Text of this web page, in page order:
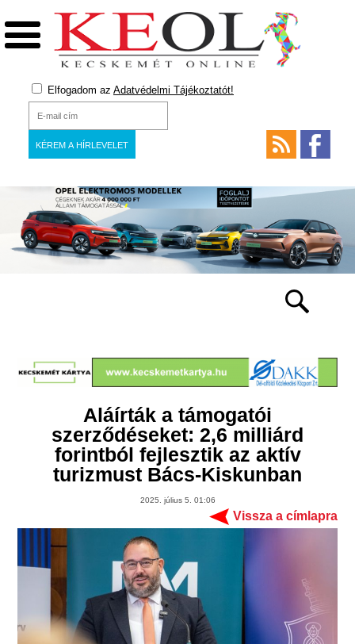
Elfogadom az Adatvédelmi Tájékoztatót!
Aláírták a támogatói
szerződéseket: 2,6 milliárd
forintból fejlesztik az aktív
turizmust Bács-Kiskunban
2025. július 5. 01:06
Vissza a címlapra